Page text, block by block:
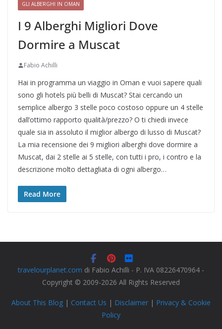
GLI ALBERGHI IN OMAN
I 9 Alberghi Migliori Dove
Dormire a Muscat
Fabio Achilli
Hai in programma un viaggio in Oman e vuoi sapere quali
sono gli hotels più belli di Muscat? Stai cercando un
semplice albergo 3 stelle poco costoso oppure un 4 stelle
dall’ottimo rapporto qualità/prezzo? O ti chiedi invece
quale sia in assoluto il miglior albergo di lusso di Muscat?
La mia recensione dei 9 migliori alberghi dove dormire a
Muscat, dai 2 stelle ai 5 stelle, con tutti i pro, i contro e la
descrizione molto dettagliata di ogni albergo…
Read More
travelourplanet.com di Fabio Achilli - P. IVA 08226470964 -
Copyright © 2009-2026 All Rights Reserved
About This Blog | Contact Us | Disclaimer | Privacy & Cookie
Policy